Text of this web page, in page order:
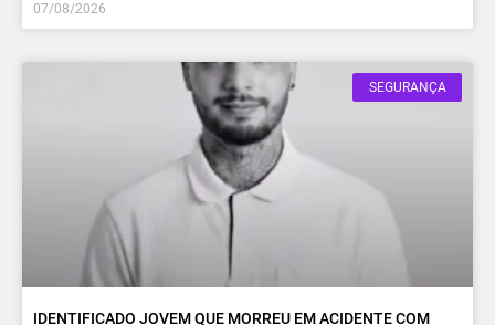
07/08/2026
SEGURANÇA
IDENTIFICADO JOVEM QUE MORREU EM ACIDENTE COM